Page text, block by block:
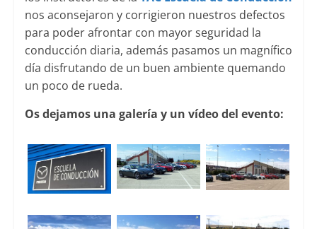
nos aconsejaron y corrigieron nuestros defectos
para poder afrontar con mayor seguridad la
conducción diaria, además pasamos un magnífico
día disfrutando de un buen ambiente quemando
un poco de rueda.
Os dejamos una galería y un vídeo del evento: